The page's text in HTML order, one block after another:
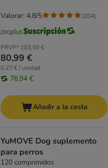
PRVP* 103,50 €
80,99 €
0,27 € / unidad
76,94 €
Valorar: 4.8/5 (204)
Añadir a la cesta
YuMOVE Dog suplemento
para perros
120 comprimidos